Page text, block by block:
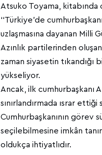
Atsuko Toyama, kitabında
‘‘Türkiye’de
uzlaşmasına dayanan Milli
Azınlık partilerinden
zaman siyasetin
yükseliyor.
Ancak, ilk cumhurbaşkanı
sınırlandırmada ısrar
Cumhurbaşkanının görev
seçilebilmesine imkân
oldukça ihtiyatlıdır.